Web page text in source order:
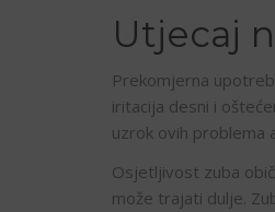
Utjecaj
Prekomjerna
iritacija desni i
uzrok ovih problema
Osjetljivost zuba
može trajati dulje.